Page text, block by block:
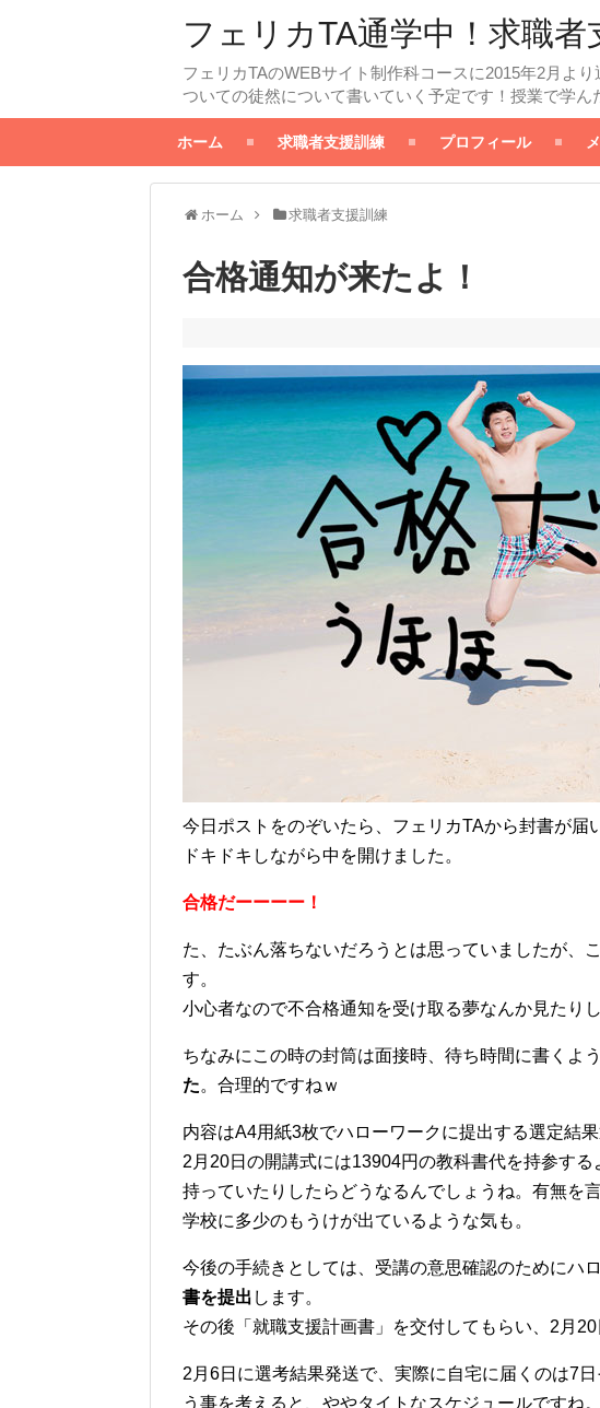
フェリカTA通学中！求職
フェリカTAのWEBサイト制作科コースに2015年2月よ
ついての徒然について書いていく予定です！授業で学ん
ホーム 求職者支援訓練 プロフィール
ホーム 求職者支援訓練
合格通知が来たよ！
今日ポストをのぞいたら、フェリカTAから封書が届
ドキドキしながら中を開けました。
合格だーーーー！
た、たぶん落ちないだろうとは思っていましたが、
す。
小心者なので不合格通知を受け取る夢なんか見たり
ちなみにこの時の封筒は面接時、待ち時間に書くよ
た。合理的ですねｗ
内容はA4用紙3枚でハローワークに提出する選定結
2月20日の開講式には13904円の教科書代を持参す
持っていたりしたらどうなるんでしょうね。有無を
学校に多少のもうけが出ているような気も。
今後の手続きとしては、受講の意思確認のためにハ
書を提出 します。
その後「就職支援計画書」を交付してもらい、2月
2月6日に選考結果発送で、実際に自宅に届くのは7
う事を考えると、ややタイトなスケジュールですね。